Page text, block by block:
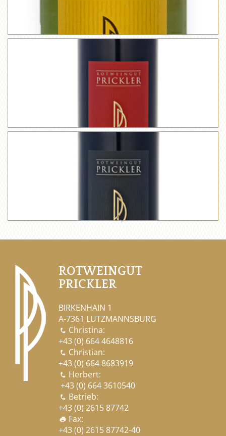
ROTWEINGUT
PRICKLER
BIRKENHAIN 1
A-7361 LUTZMANNSBURG
 Christina:
+43 (0) 664 4648816
 Christian:
+43 (0) 664 8683919
 Herbert:
+43 (0) 664 3610540
 Betrieb:
+43 (0) 2615 87742
print Fax:
+43 (0) 2615 87742-40